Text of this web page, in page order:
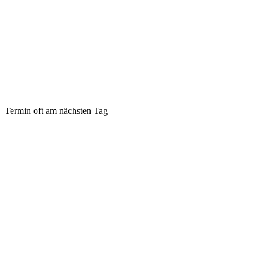
Termin oft am nächsten Tag